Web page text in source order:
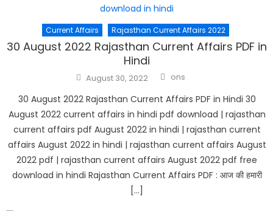
Current Affairs Rajasthan Current Affairs 2022
30 August 2022 Rajasthan Current Affairs PDF in
Hindi
Posted
on
August 30, 2022 Author
ons
30 August 2022 Rajasthan Current Affairs PDF in Hindi 30
August 2022 current affairs in hindi pdf download | rajasthan
current affairs pdf August 2022 in hindi | rajasthan current
affairs August 2022 in hindi | rajasthan current affairs August
2022 pdf | rajasthan current affairs August 2022 pdf free
download in hindi Rajasthan Current Affairs PDF : आज की हमारी
[…]